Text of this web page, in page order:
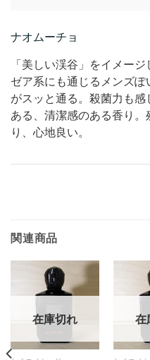
ナオムーチョ
「美しい渓谷」をイメー
ゼア系にも通じるメンズ
がスッと通る。殺菌力も
ある、清潔感のある香り
り、心地良い。
関連商品
在庫切れ 在